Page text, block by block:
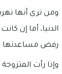
ومن ترى أنها
الدنيا، أما إن
رفض مساعدتها
وإذا رأت